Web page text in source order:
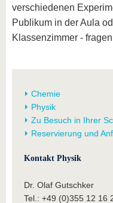
verschiedenen
Publikum in der Aula
Klassenzimmer -
Chemie
Physik
Zu Besuch in Ihrer
Reservierung und
Kontakt Physik
Dr. Olaf Gutschker
Tel.: +49 (0)355 12 16